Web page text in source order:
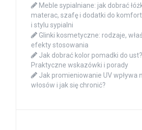
Meble sypialniane: jak dobrać
materac, szafę i dodatki do
i stylu sypialni
Glinki kosmetyczne: rodzaje,
efekty stosowania
Jak dobrać kolor pomadki do ust?
Praktyczne wskazówki i porady
Jak promieniowanie UV wpływa
włosów i jak się chronić?